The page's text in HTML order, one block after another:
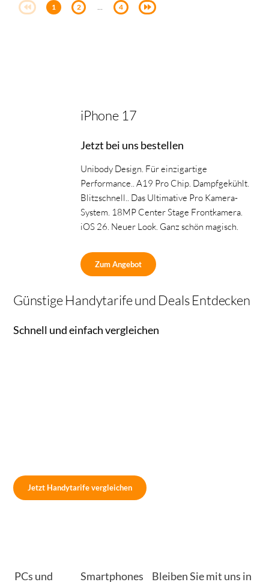
1 2 ... 4
iPhone 17
Jetzt bei uns bestellen
Unibody Design. Für einzigartige
Performance.. A19 Pro Chip. Dampfgekühlt.
Blitzschnell.. Das Ultimative Pro Kamera-
System. 18MP Center Stage Frontkamera.
iOS 26. Neuer Look. Ganz schön magisch.
Zum Angebot
Günstige Handytarife und Deals Entdecken
Schnell und einfach vergleichen
Jetzt Handytarife vergleichen
PCs und
Smartphones
Bleiben Sie mit uns in